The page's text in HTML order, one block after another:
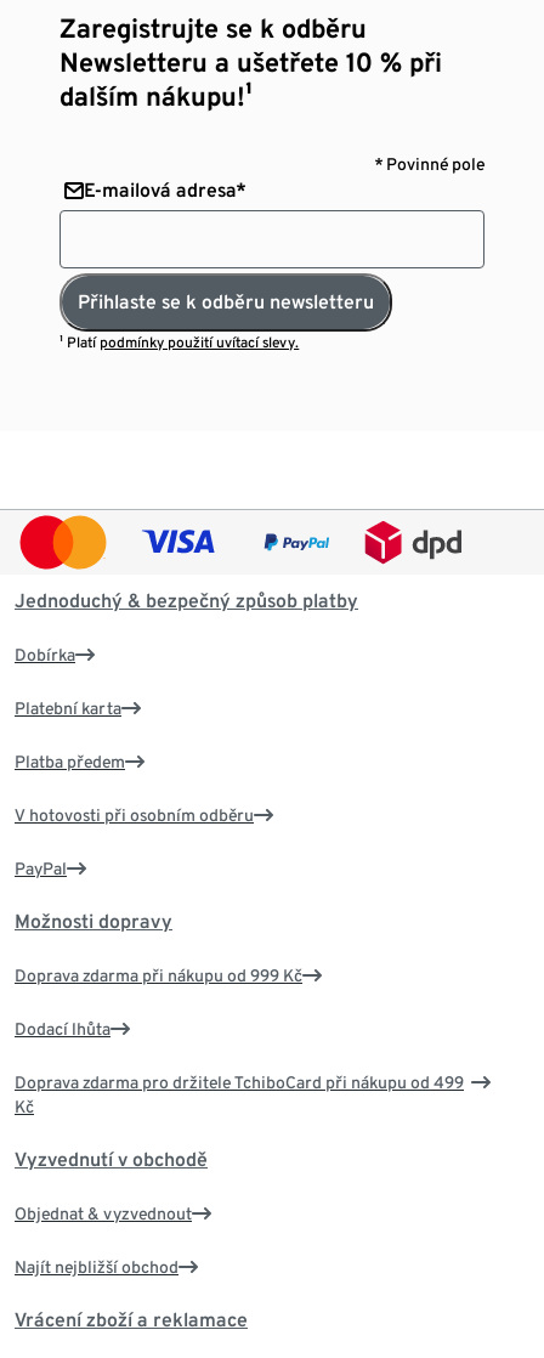
Zaregistrujte se k odběru
Newsletteru a ušetřete 10 % při
dalším nákupu!¹
* Povinné pole
E-mailová adresa*
Přihlaste se k odběru newsletteru
¹ Platí podmínky použití uvítací slevy.
Jednoduchý & bezpečný způsob platby
Dobírka
Platební karta
Platba předem
V hotovosti při osobním odběru
PayPal
Možnosti dopravy
Doprava zdarma při nákupu od 999 Kč
Dodací lhůta
Doprava zdarma pro držitele TchiboCard při nákupu od 499
Kč
Vyzvednutí v obchodě
Objednat & vyzvednout
Najít nejbližší obchod
Vrácení zboží a reklamace